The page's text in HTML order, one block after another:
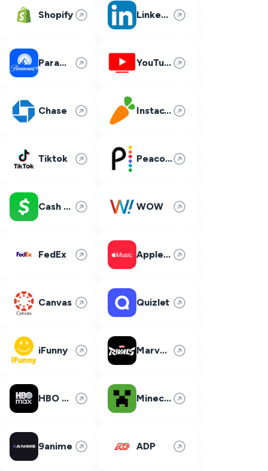
Shopify LinkedIn
Paramount Plus YouTube TV
Chase Instacart
Tiktok Peacock
Cash App WOW
FedEx Apple Music
Canvas Quizlet
iFunny Marvel Rivals
HBO Max Minecraft
9anime ADP